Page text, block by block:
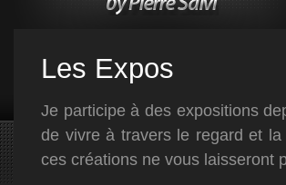
Les Expos
Je participe à des expositions
de vivre à travers le regard et la
ces créations ne vous laisseront